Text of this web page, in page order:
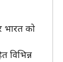
भारत को
विभिन्न